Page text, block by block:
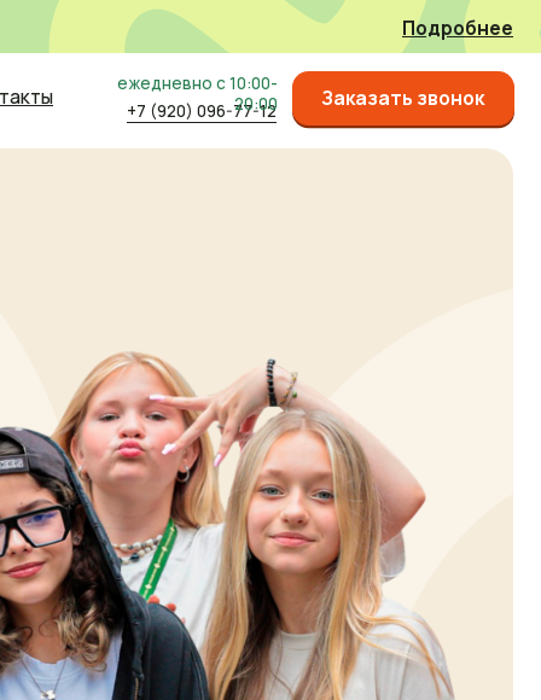
Подробнее
(920) 096-77-12
20:00
Заказать
звонок
Заказать звонок